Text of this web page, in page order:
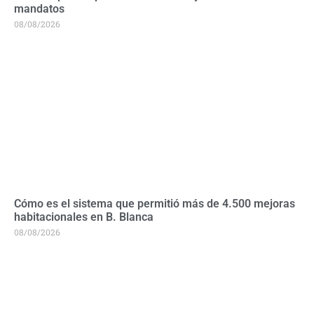
mandatos
08/08/2026
Cómo es el sistema que permitió más de 4.500 mejoras
habitacionales en B. Blanca
08/08/2026